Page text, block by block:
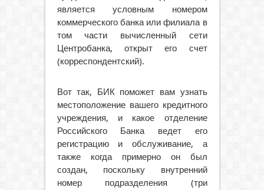
является условным номером
коммерческого банка или филиала в
том части вычисленный сети
Центробанка, открыт его счет
(корреспондентский).
Вот так, БИК поможет вам узнать
местоположение вашего кредитного
учреждения, и какое отделение
Российского Банка ведет его
регистрацию и обслуживание, а
также когда примерно он был
создан, поскольку внутренний
номер подразделения (три